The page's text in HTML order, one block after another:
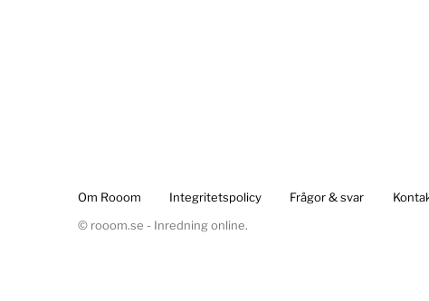
Om Rooom Integritetspolicy Frågor & svar
© rooom.se - Inredning online.